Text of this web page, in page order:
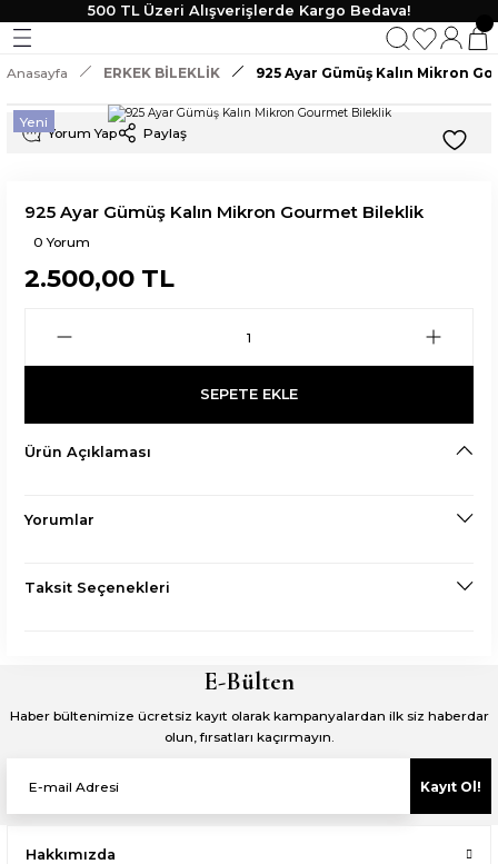
500 TL Üzeri Alışverişlerde Kargo Bedava!
Geri Dön
Geri Dön
Geri Dön
Geri Dön
TAKI
Anasayfa ERKEK BİLEKLİK 925 Ayar Gümüş Kalın Mikron
Yeni
Yorum Yap Paylaş
925 Ayar Gümüş Kalın Mikron Gourmet Bileklik
0 Yorum
2.500,00 TL
SEPETE EKLE
Ürün Açıklaması
Yorumlar
Taksit Seçenekleri
E-Bülten
Haber bültenimize ücretsiz kayıt olarak kampanyalardan ilk siz haberdar
olun, fırsatları kaçırmayın.
Kayıt Ol!
Hakkımızda